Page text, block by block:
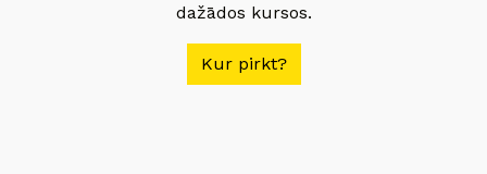
dažādos kursos.
Kur pirkt?